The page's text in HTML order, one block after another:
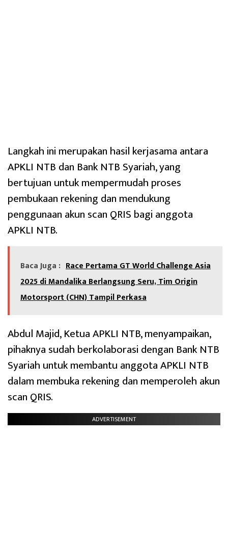
Langkah ini merupakan hasil kerjasama antara
APKLI NTB dan Bank NTB Syariah, yang
bertujuan untuk mempermudah proses
pembukaan rekening dan mendukung
penggunaan akun scan QRIS bagi anggota
APKLI NTB.
Baca Juga : Race Pertama GT World Challenge Asia
2025 di Mandalika Berlangsung Seru, Tim Origin
Motorsport (CHN) Tampil Perkasa
Abdul Majid, Ketua APKLI NTB, menyampaikan,
pihaknya sudah berkolaborasi dengan Bank NTB
Syariah untuk membantu anggota APKLI NTB
dalam membuka rekening dan memperoleh akun
scan QRIS.
ADVERTISEMENT